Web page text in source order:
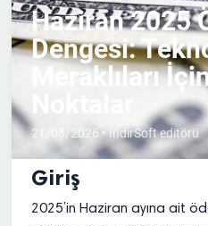
Haziran 2025
Dengesi:
Meraklıları
21/05/2026 • İndirSoft editörü
Giriş
2025’in Haziran ayına ait